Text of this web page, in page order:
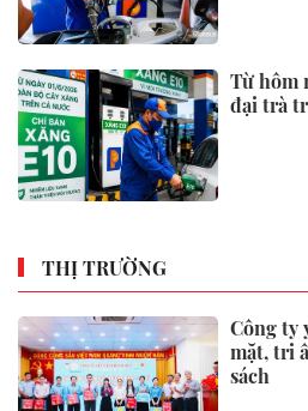
Từ hôm
đại trà
THỊ TRƯỜNG
Công ty
mặt, tri
sách